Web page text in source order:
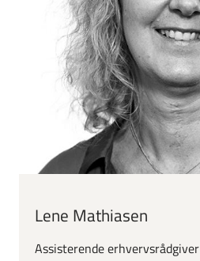
Lene Mathiasen
Assisterende erhvervsrådgiver